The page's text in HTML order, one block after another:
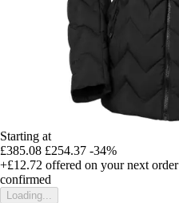
Starting at
£385.08 £254.37 -34%
+£12.72 offered on your next order
confirmed
Loading...